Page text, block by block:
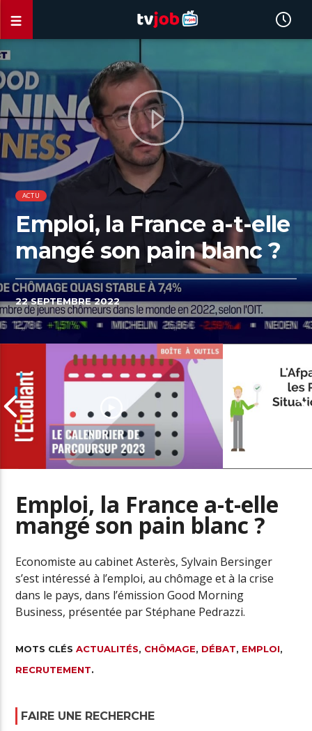
ACTU
Emploi, la France a-t-elle
mangé son pain blanc ?
22 SEPTEMBRE 2022
Parcoursup 2023 : les dates à ne
L’offre de
Emploi, la France a-t-elle
mangé son pain blanc ?
Economiste au cabinet Asterès, Sylvain Bersinger
s’est intéressé à l’emploi, au chômage et à la crise
dans le pays, dans l’émission Good Morning
Business, présentée par Stéphane Pedrazzi.
MOTS CLÉSACTUALITÉS, CHÔMAGE, DÉBAT, EMPLOI,
RECRUTEMENT.
FAIRE UNE RECHERCHE